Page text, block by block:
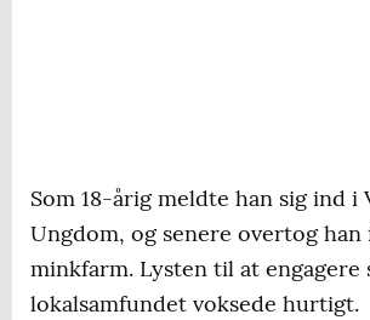
Som 18-årig meldte han sig ind i
Ungdom, og senere overtog han
minkfarm. Lysten til at engagere
lokalsamfundet voksede hurtigt.